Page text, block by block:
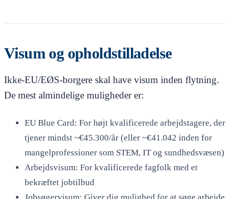
Visum og opholdstilladelse
Ikke-EU/EØS-borgere skal have visum inden flytning.
De mest almindelige muligheder er:
EU Blue Card: For højt kvalificerede arbejdstagere, der
tjener mindst ~€45.300/år (eller ~€41.042 inden for
mangelprofessioner som STEM, IT og sundhedsvæsen)
Arbejdsvisum: For kvalificerede fagfolk med et
bekræftet jobtilbud